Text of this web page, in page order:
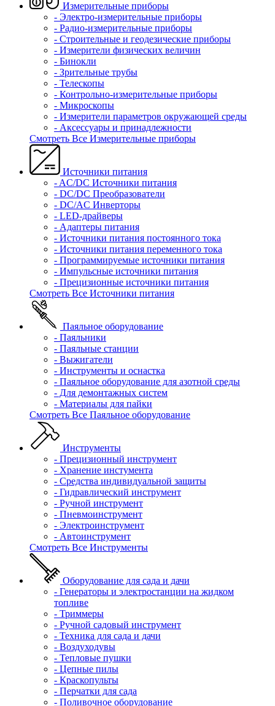
Измерительные приборы
- Электро-измерительные приборы
- Радио-измерительные приборы
- Строительные и геодезические приборы
- Измерители физических величин
- Бинокли
- Зрительные трубы
- Телескопы
- Контрольно-измерительные приборы
- Микроскопы
- Измерители параметров окружающей среды
- Аксессуары и принадлежности
Смотреть Все Измерительные приборы
Источники питания
- AC/DC Источники питания
- DC/DC Преобразователи
- DC/AC Инверторы
- LED-драйверы
- Адаптеры питания
- Источники питания постоянного тока
- Источники питания переменного тока
- Программируемые источники питания
- Импульсные источники питания
- Прецизионные источники питания
Смотреть Все Источники питания
Паяльное оборудование
- Паяльники
- Паяльные станции
- Выжигатели
- Инструменты и оснастка
- Паяльное оборудование для азотной среды
- Для демонтажных систем
- Материалы для пайки
Смотреть Все Паяльное оборудование
Инструменты
- Прецизионный инструмент
- Хранение инстумента
- Средства индивидуальной защиты
- Гидравлический инструмент
- Ручной инструмент
- Пневмоинструмент
- Электроинструмент
- Автоинструмент
Смотреть Все Инструменты
Оборудование для сада и дачи
- Генераторы и электростанции на жидком
топливе
- Триммеры
- Ручной садовый инструмент
- Техника для сада и дачи
- Воздуходувы
- Тепловые пушки
- Цепные пилы
- Краскопульты
- Перчатки для сада
- Поливочное оборудование